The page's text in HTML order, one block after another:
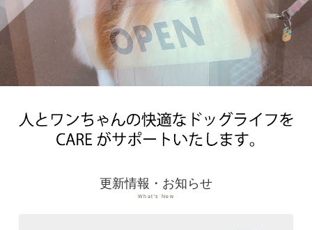
更新情報・お知らせ
What's New